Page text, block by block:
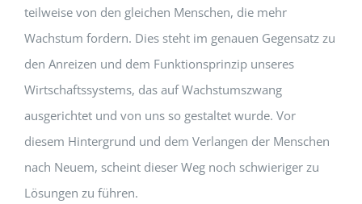
teilweise von den gleichen Menschen, die mehr
Wachstum fordern. Dies steht im genauen Gegensatz zu
den Anreizen und dem Funktionsprinzip unseres
Wirtschaftssystems, das auf Wachstumszwang
ausgerichtet und von uns so gestaltet wurde. Vor
diesem Hintergrund und dem Verlangen der Menschen
nach Neuem, scheint dieser Weg noch schwieriger zu
Lösungen zu führen.